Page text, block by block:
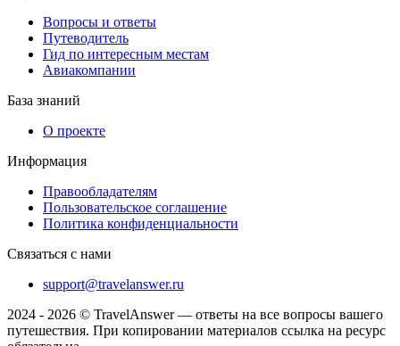
Вопросы и ответы
Путеводитель
Гид по интересным местам
Авиакомпании
База знаний
О проекте
Информация
Правообладателям
Пользовательское соглашение
Политика конфиденциальности
Связаться с нами
support@travelanswer.ru
2024 - 2026 © TravelAnswer — ответы на все вопросы вашего
путешествия. При копировании материалов ссылка на ресурс